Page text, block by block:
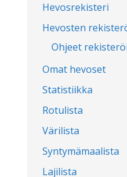
Hevosrekisteri
Hevosten
Ohjeet
Omat hevoset
Statistiikka
Rotulista
Värilista
Syntymämaalista
Lajilista